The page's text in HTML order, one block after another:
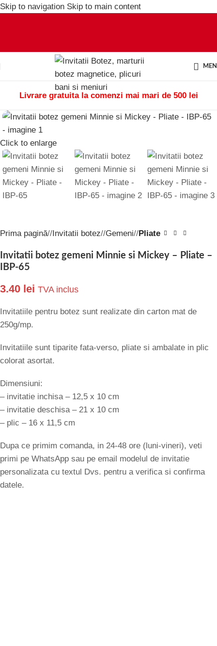
Skip to navigation Skip to main content
Livrare gratuita la comenzi mai mari de 500 lei
Click to enlarge
Prima pagină/ Invitatii botez/ Gemeni/ Pliate
Invitatii botez gemeni Minnie si Mickey – Pliate –
IBP-65
3.40 lei TVA inclus
Invitatiile pentru botez sunt realizate din carton mat de
250g/mp.
Invitatiile sunt tiparite fata-verso, pliate si ambalate in plic
colorat asortat.
Dimensiuni:
– invitatie inchisa – 12,5 x 10 cm
– invitatie deschisa – 21 x 10 cm
– plic – 16 x 11,5 cm
Dupa ce primim comanda, in 24-48 ore (luni-vineri), veti
primi pe WhatsApp sau pe email modelul de invitatie
personalizata cu textul Dvs. pentru a verifica si confirma
datele.